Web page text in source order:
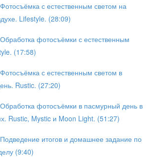
с естественным светом на
Lifestyle. (28:09)
фотосъёмки с естественным
(17:58)
с естественным светом в
Rustic. (27:20)
фотосъёмки в пасмурный день в
Rustic, Mystic и Moon Light. (51:27)
итогов и домашнее задание по
(9:40)